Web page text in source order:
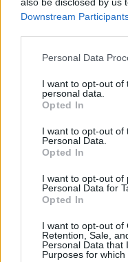
Downstream
Personal Data
I want to opt-out of
personal data.
Opted In
I want to opt-out of
Personal Data.
Opted In
I want to opt-out of
Personal Data for
Opted In
I want to opt-out of
Retention, Sale,
Personal Data that
Purposes for which
Příbram SPD
Václav Dvořák
voda
Předchozí článek